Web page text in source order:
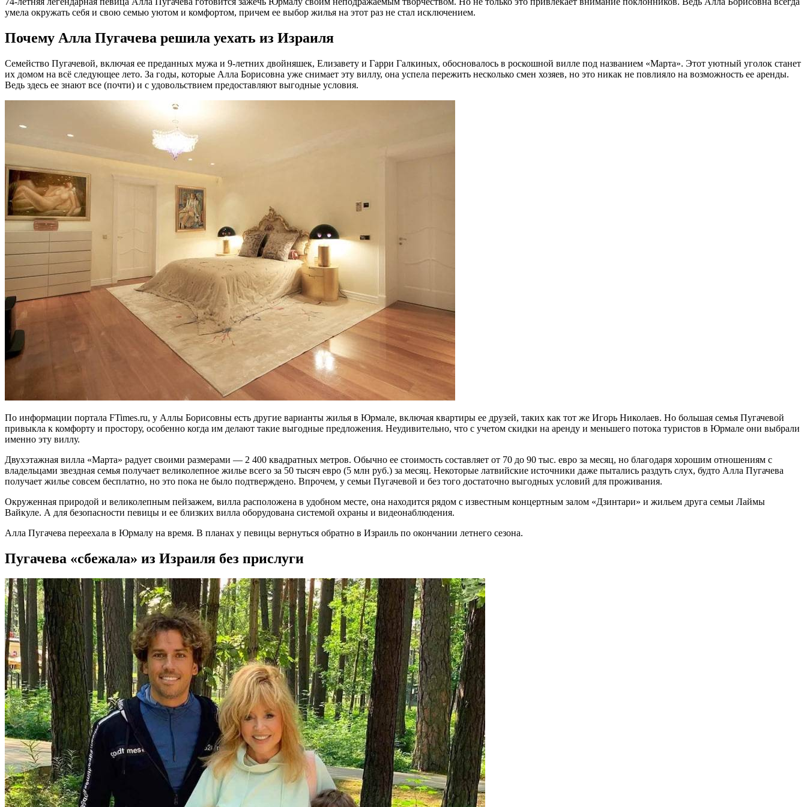
умела окружать себя и свою семью уютом и комфортом, причем ее выбор жилья на этот раз не стал исключением.
Почему Алла Пугачева решила уехать из Израиля
Семейство Пугачевой, включая ее преданных мужа и 9-летних двойняшек, Елизавету и Гарри Галкиных, обосновалось в роскошной вилле под названием «Марта». Этот уютный уголок станет
их домом на всё следующее лето. За годы, которые Алла Борисовна уже снимает эту виллу, она успела пережить несколько смен хозяев, но это никак не повлияло на возможность ее аренды.
Ведь здесь ее знают все (почти) и с удовольствием предоставляют выгодные условия.
По информации портала FTimes.ru, у Аллы Борисовны есть другие варианты жилья в Юрмале, включая квартиры ее друзей, таких как тот же Игорь Николаев. Но большая семья Пугачевой
привыкла к комфорту и простору, особенно когда им делают такие выгодные предложения. Неудивительно, что с учетом скидки на аренду и меньшего потока туристов в Юрмале они выбрали
именно эту виллу.
Двухэтажная вилла «Марта» радует своими размерами — 2 400 квадратных метров. Обычно ее стоимость составляет от 70 до 90 тыс. евро за месяц, но благодаря хорошим отношениям с
владельцами звездная семья получает великолепное жилье всего за 50 тысяч евро (5 млн руб.) за месяц. Некоторые латвийские источники даже пытались раздуть слух, будто Алла Пугачева
получает жилье совсем бесплатно, но это пока не было подтверждено. Впрочем, у семьи Пугачевой и без того достаточно выгодных условий для проживания.
Окруженная природой и великолепным пейзажем, вилла расположена в удобном месте, она находится рядом с известным концертным залом «Дзинтари» и жильем друга семьи Лаймы
Вайкуле. А для безопасности певицы и ее близких вилла оборудована системой охраны и видеонаблюдения.
Алла Пугачева переехала в Юрмалу на время. В планах у певицы вернуться обратно в Израиль по окончании летнего сезона.
Пугачева «сбежала» из Израиля без прислуги